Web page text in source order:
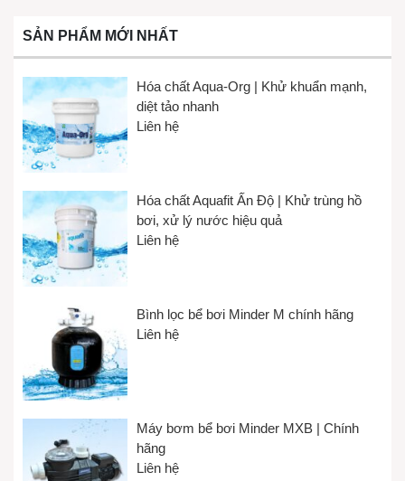
SẢN PHẨM MỚI NHẤT
Hóa chất Aqua-Org | Khử khuẩn mạnh,
diệt tảo nhanh
Liên hệ
Hóa chất Aquafit Ấn Độ | Khử trùng hồ
bơi, xử lý nước hiệu quả
Liên hệ
Bình lọc bể bơi Minder M chính hãng
Liên hệ
Máy bơm bể bơi Minder MXB | Chính
hãng
Liên hệ